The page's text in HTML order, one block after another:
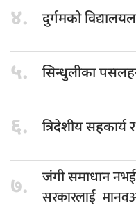
४. दुर्गमको
५. सिन्धुलीका
६. त्रिदेशीय सहकार्य
७. जंगी समाधान
सरकारलाई